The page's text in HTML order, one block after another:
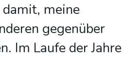
meine
gegenüber
Im Laufe der Jahre